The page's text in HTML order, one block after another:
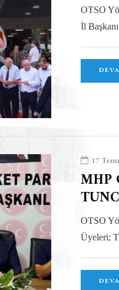
OTSO
İl
17
MHP
OTSO
Üyeleri;